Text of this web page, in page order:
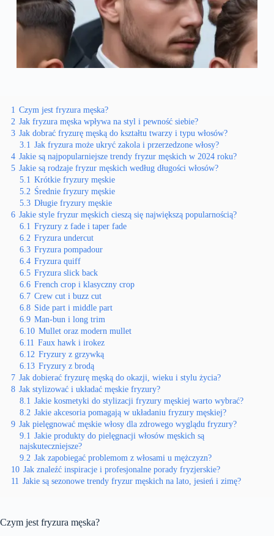
1 Czym jest fryzura męska?
2 Jak fryzura męska wpływa na styl i pewność siebie?
3 Jak dobrać fryzurę męską do kształtu twarzy i typu włosów?
3.1 Jak fryzura może ukryć zakola i przerzedzone włosy?
4 Jakie są najpopularniejsze trendy fryzur męskich w 2024 roku?
5 Jakie są rodzaje fryzur męskich według długości włosów?
5.1 Krótkie fryzury męskie
5.2 Średnie fryzury męskie
5.3 Długie fryzury męskie
6 Jakie style fryzur męskich cieszą się największą popularnością?
6.1 Fryzury z fade i taper fade
6.2 Fryzura undercut
6.3 Fryzura pompadour
6.4 Fryzura quiff
6.5 Fryzura slick back
6.6 French crop i klasyczny crop
6.7 Crew cut i buzz cut
6.8 Side part i middle part
6.9 Man-bun i long trim
6.10 Mullet oraz modern mullet
6.11 Faux hawk i irokez
6.12 Fryzury z grzywką
6.13 Fryzury z brodą
7 Jak dobierać fryzurę męską do okazji, wieku i stylu życia?
8 Jak stylizować i układać męskie fryzury?
8.1 Jakie kosmetyki do stylizacji fryzury męskiej warto wybrać?
8.2 Jakie akcesoria pomagają w układaniu fryzury męskiej?
9 Jak pielęgnować męskie włosy dla zdrowego wyglądu fryzury?
9.1 Jakie produkty do pielęgnacji włosów męskich są
najskuteczniejsze?
9.2 Jak zapobiegać problemom z włosami u mężczyzn?
10 Jak znaleźć inspiracje i profesjonalne porady fryzjerskie?
11 Jakie są sezonowe trendy fryzur męskich na lato, jesień i zimę?
Czym jest fryzura męska?